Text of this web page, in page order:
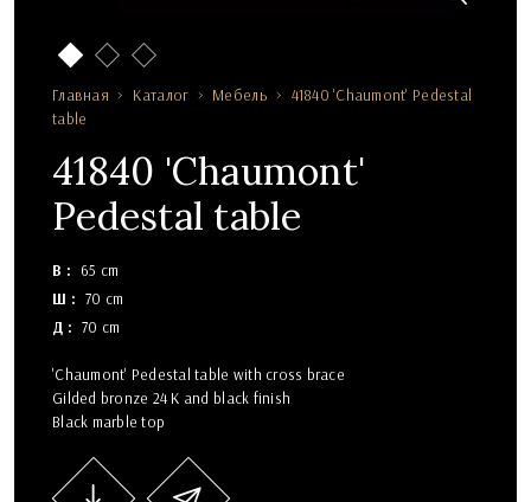
Главная Каталог Мебель
41840 'Chaumont' Pedestal
table
41840 'Chaumont'
Pedestal table
В
65 cm
Ш
70 cm
Д
70 cm
'Chaumont' Pedestal table with cross brace
Gilded bronze 24 K and black finish
Black marble top